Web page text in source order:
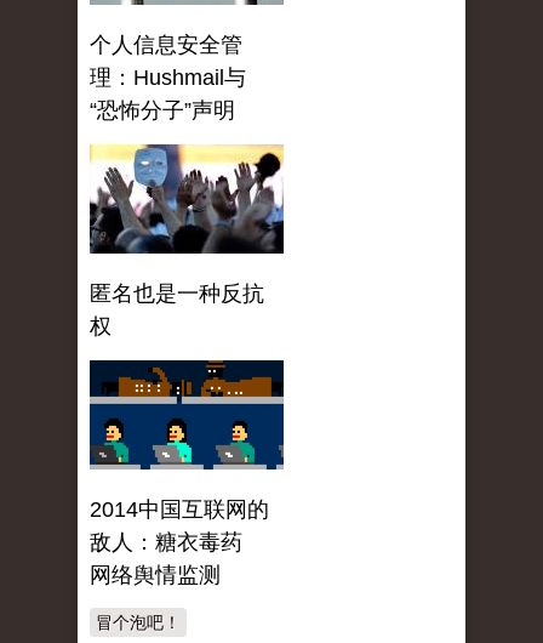
个人信息安全管
理：Hushmail与
“恐怖分子”声明
匿名也是一种反抗
权
2014中国互联网的
敌人：糖衣毒药
网络舆情监测
冒个泡吧！